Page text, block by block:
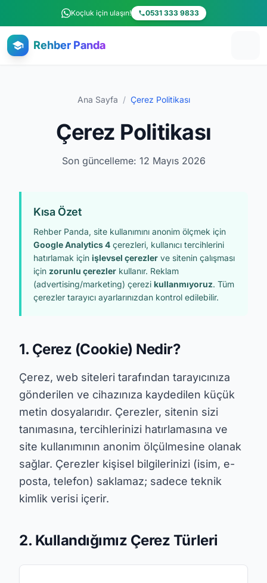
Ana içeriğe atlaKoçluk için ulaşın! 0531 333 9833
Rehber Panda
Ana Sayfa / Çerez Politikası
Çerez Politikası
Son güncelleme: 12 Mayıs 2026
Kısa Özet
Rehber Panda, site kullanımını anonim ölçmek için
Google Analytics 4 çerezleri, kullanıcı tercihlerini
hatırlamak için işlevsel çerezler ve sitenin çalışması
için zorunlu çerezler kullanır. Reklam
(advertising/marketing) çerezi kullanmıyoruz. Tüm
çerezler tarayıcı ayarlarınızdan kontrol edilebilir.
1. Çerez (Cookie) Nedir?
Çerez, web siteleri tarafından tarayıcınıza
gönderilen ve cihazınıza kaydedilen küçük
metin dosyalarıdır. Çerezler, sitenin sizi
tanımasına, tercihlerinizi hatırlamasına ve
site kullanımının anonim ölçülmesine olanak
sağlar. Çerezler kişisel bilgilerinizi (isim, e-
posta, telefon) saklamaz; sadece teknik
kimlik verisi içerir.
2. Kullandığımız Çerez Türleri